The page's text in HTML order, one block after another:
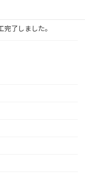
了しました。